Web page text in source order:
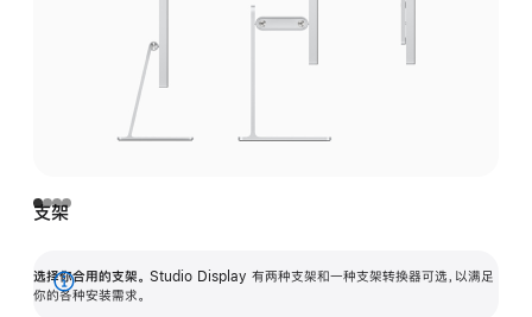
支架
选择你合用的支架。 Studio Display 有两种支架和一种支架转换器可选，以满足
你的各种安装需求。
展